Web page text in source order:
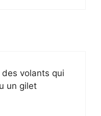
des volants qui
un gilet